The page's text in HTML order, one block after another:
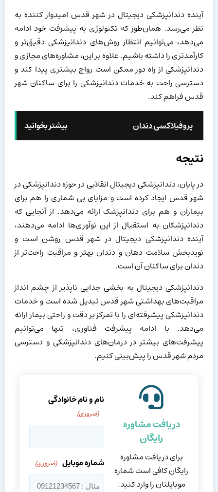
آینده دندانپزشکی دیجیتال در شهر قدس امیدوار کننده به
نظر می‌رسد. همان‌طور که تکنولوژی به پیشرفت خود ادامه
می‌دهد، می‌توانیم انتظار روش‌های دندانپزشکی دقیق‌تر و
کارآمدتری را داشته باشیم. علاوه بر این، مشاوره‌های مجازی و
دندانپزشکی از راه دور ممکن است رواج بیشتری پیدا کند و
دسترسی راحت به خدمات دندانپزشکی را برای ساکنان شهر
قدس فراهم کند.
بیشتر بخوانید پروفیلاکسی دندان
نتیجه
در پایان، دندانپزشکی دیجیتال انقلابی در حوزه دندانپزشکی در
شهر قدس ایجاد کرده است و مزایای بی شماری را هم برای
بیماران و هم برای دندانپزشک ارائه می‌دهد. از آنجایی که
دندانپزشکان به استقبال از این نوآوری‌ها ادامه می‌دهند،
آینده دندانپزشکی دیجیتال در شهر قدس روشن است و
نویدبخش سلامت دهان و دندان بهتر و مراقبت راحت‌تر از
دندان برای ساکنان آن است.
دندانپزشکی دیجیتال به بخشی جدایی ناپذیر از چشم انداز
مراقبت‌های بهداشتی شهر قدس تبدیل شده است و خدمات
دندانپزشکی پیشرفته‌ای را با تمرکز بر دقت و راحتی بیمار ارائه
می‌دهد. با ادامه پیشرفت فناوری، تنها می‌توانیم
پیشرفت‌های بیشتر در درمان‌های دندانپزشکی و دسترسی
مردم شهر قدس را پیش‌بینی کنیم.
دریافت مشاوره
رایگان
برای دریافت مشاوره
رایگان کافی است شماره
موبایلتان را وارد کنید.
نام و نام خانوادگی
(ضروری)
شماره موبایل (ضروری)